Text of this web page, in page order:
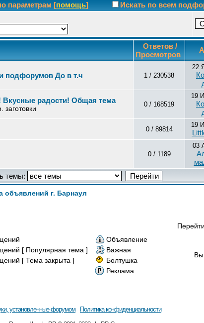
параметрам [помощь]
Искать по всем
Ответов /
Просмотров
подфорумов До в т.ч 1 / 230538
22
радости! Общая тема 0 / 168519
19
0 / 89814
19
0 / 1189
03
темы:
объявлений г. Барнаул
Объявление
[ Популярная тема ]
Важная
[ Тема закрыта ]
Болтушка
Реклама
Вы
установленные форумом
Политика конфиденциальности